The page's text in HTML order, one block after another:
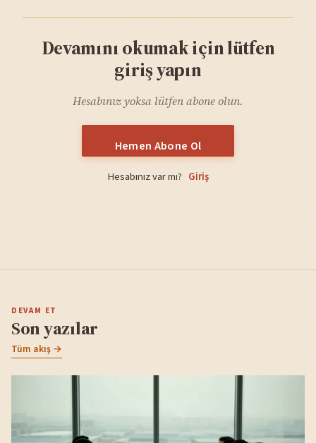
Devamını okumak için lütfen
giriş yapın
Hesabınız yoksa lütfen abone olun.
Hemen Abone Ol
Hesabınız var mı? Giriş
DEVAM ET
Son yazılar
Tüm akış →